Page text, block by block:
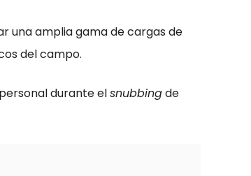
una amplia gama de cargas de
del campo.
durante elsnubbingde